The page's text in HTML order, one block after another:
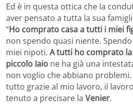
Ed è in questa ottica che la
aver pensato a tutta la sua
“Ho comprato casa a tutti i miei
non spendo quasi niente.
miei nipoti. A tutti ho comprato
piccolo Iaio ne ha già una
non voglio che abbiano problemi.
tutto grazie al mio lavoro, il
tenuto a precisare la Venier.